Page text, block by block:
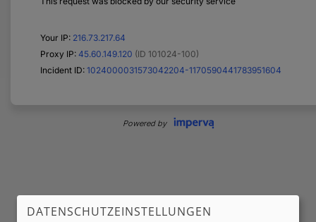
DATENSCHUTZEINSTELLUNGEN